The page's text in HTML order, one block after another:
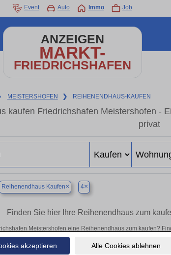
akzeptieren Alle Cookies ablehnen
Event Auto Immo Job
ANZEIGEN
MARKT-
FRIEDRICHSHAFEN
MEISTERSHOFEN ❯ REIHENENDHAUS-KAUFEN
kaufen Friedrichshafen Meistershofen -
privat
Reihenendhaus Kaufen× 4×
Finden Sie hier Ihre Reihenendhaus zum
Meistershofen eine Reihenendhaus zum kaufen?
oder zur Vermietung – hier finden Sie Ihre